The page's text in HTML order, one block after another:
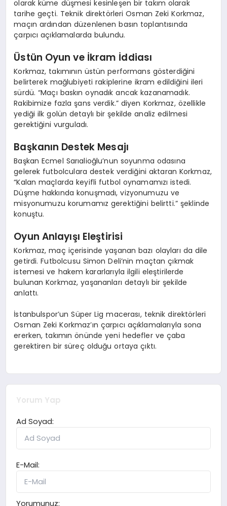
olarak küme düşmesi kesinleşen bir takım olarak
tarihe geçti. Teknik direktörleri Osman Zeki Korkmaz,
maçın ardından düzenlenen basın toplantısında
çarpıcı açıklamalarda bulundu.
Üstün Oyun ve İkram İddiası
Korkmaz, takımının üstün performans gösterdiğini
belirterek mağlubiyeti rakiplerine ikram edildiğini ileri
sürdü. “Maçı baskın oynadık ancak kazanamadık.
Rakibimize fazla şans verdik.” diyen Korkmaz, özellikle
yediği ilk golün detaylı bir şekilde analiz edilmesi
gerektiğini vurguladı.
Başkanın Destek Mesajı
Başkan Ecmel Sarıalioğlu’nun soyunma odasına
gelerek futbolculara destek verdiğini aktaran Korkmaz,
“Kalan maçlarda keyifli futbol oynamamızı istedi.
Düşme hakkında konuşmadı, vizyonumuzu ve
misyonumuzu korumamız gerektiğini belirtti.” şeklinde
konuştu.
Oyun Anlayışı Eleştirisi
Korkmaz, maç içerisinde yaşanan bazı olayları da dile
getirdi. Futbolcusu Simon Deli’nin maçtan çıkmak
istemesi ve hakem kararlarıyla ilgili eleştirilerde
bulunan Korkmaz, yaşananları detaylı bir şekilde
anlattı.
İstanbulspor’un Süper Lig macerası, teknik direktörleri
Osman Zeki Korkmaz’ın çarpıcı açıklamalarıyla sona
ererken, takımın önünde yeni hedefler ve çaba
gerektiren bir süreç olduğu ortaya çıktı.
Yorum Yap
Ad Soyad:
E-Mail:
Yorumunuz: